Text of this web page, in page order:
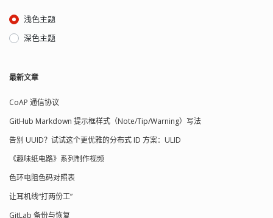
浅色主题
深色主题
最新文章
CoAP 通信协议
GitHub Markdown 提示框样式（Note/Tip/Warning）写法
告别 UUID？试试这个更优雅的分布式 ID 方案：ULID
《趣味纸电路》系列制作视频
色环电阻色码对照表
让耳机线“打两份工”
GitLab 备份与恢复